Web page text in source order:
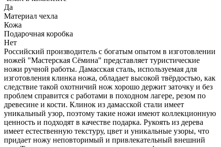
Да
Материал чехла
Кожа
Подарочная коробка
Нет
Российский производитель с богатым опытом в изготовлении
ножей "Мастерская Сёмина" представляет туристические
ножи ручной работы. Дамасская сталь, используемая для
изготовления клинка ножа, обладает высокой твёрдостью, как
следствие такой охотничий нож хорошо держит заточку и без
проблем справится с работами в походном лагере, резом по
древесине и кости. Клинок из дамасской стали имеет
уникальный узор, поэтому такие ножи имеют коллекционную
ценность и подходят в качестве подарка. Рукоять из дерева
имеет естественную текстуру, цвет и уникальные узоры, что
придает ножу неповторимый и привлекательный внешний